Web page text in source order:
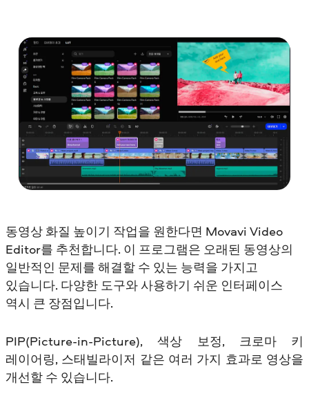
동영상 화질 높이기 작업을 원한다면 Movavi Video
Editor를 추천합니다. 이 프로그램은 오래된 동영상의
일반적인 문제를 해결할 수 있는 능력을 가지고
있습니다. 다양한 도구와 사용하기 쉬운 인터페이스
역시 큰 장점입니다.
PIP(Picture-in-Picture), 색상 보정, 크로마 키
레이어링, 스태빌라이저 같은 여러 가지 효과로 영상을
개선할 수 있습니다.